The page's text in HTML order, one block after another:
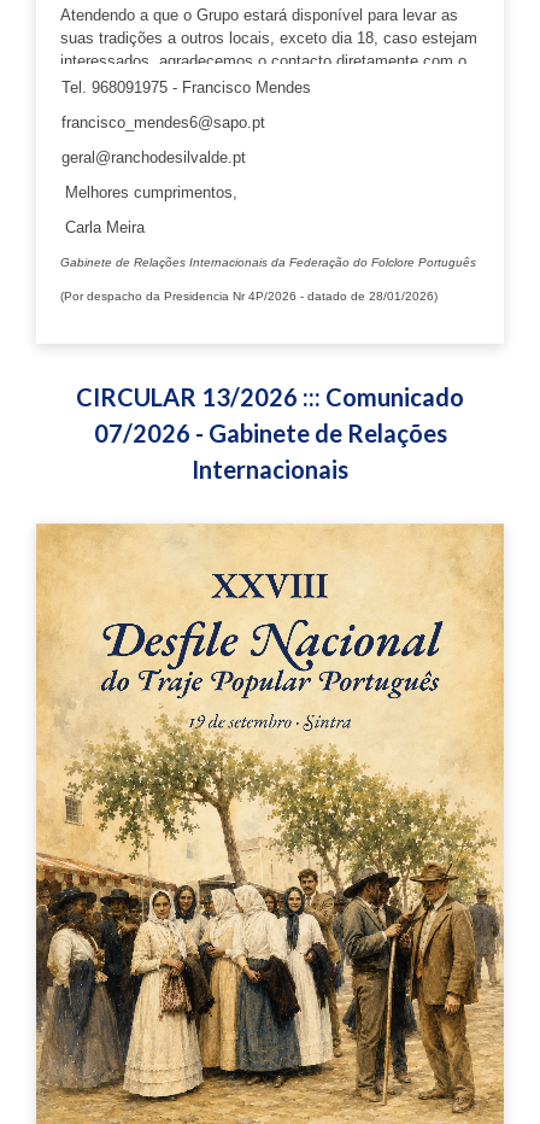
Silvalde 2026, organizado pelo Rancho Folclórico S.
Tiago de Silvalde.
Atendendo a que o Grupo estará disponível para levar as
suas tradições a outros locais, exceto dia 18, caso estejam
interessados, agradecemos o contacto diretamente com o
Rancho Folclórico S. Tiago de Silvalde:
Tel. 968091975 - Francisco Mendes
francisco_mendes6@sapo.pt
geral@ranchodesilvalde.pt
Melhores cumprimentos,
Carla Meira
Gabinete de Relações Internacionais da Federação do Folclore Português
(Por despacho da Presidencia Nr 4P/2026 - datado de 28/01/2026)
CIRCULAR 13/2026 ::: Comunicado
07/2026 - Gabinete de Relações
Internacionais